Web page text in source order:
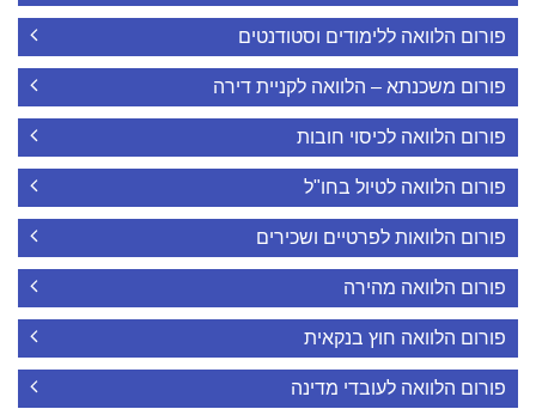
פורום הלוואה ללימודים וסטודנטים
פורום משכנתא – הלוואה לקניית דירה
פורום הלוואה לכיסוי חובות
פורום הלוואה לטיול בחו"ל
פורום הלוואות לפרטיים ושכירים
פורום הלוואה מהירה
פורום הלוואה חוץ בנקאית
פורום הלוואה לעובדי מדינה